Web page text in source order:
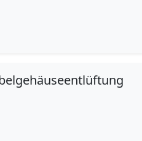
Kautschuk) und Kunststoff.
mit BMW X6, BMW 3